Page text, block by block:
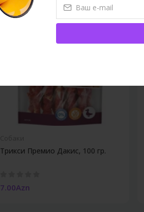
Трикси Премио Дакис, 100 гр.
7.00Azn